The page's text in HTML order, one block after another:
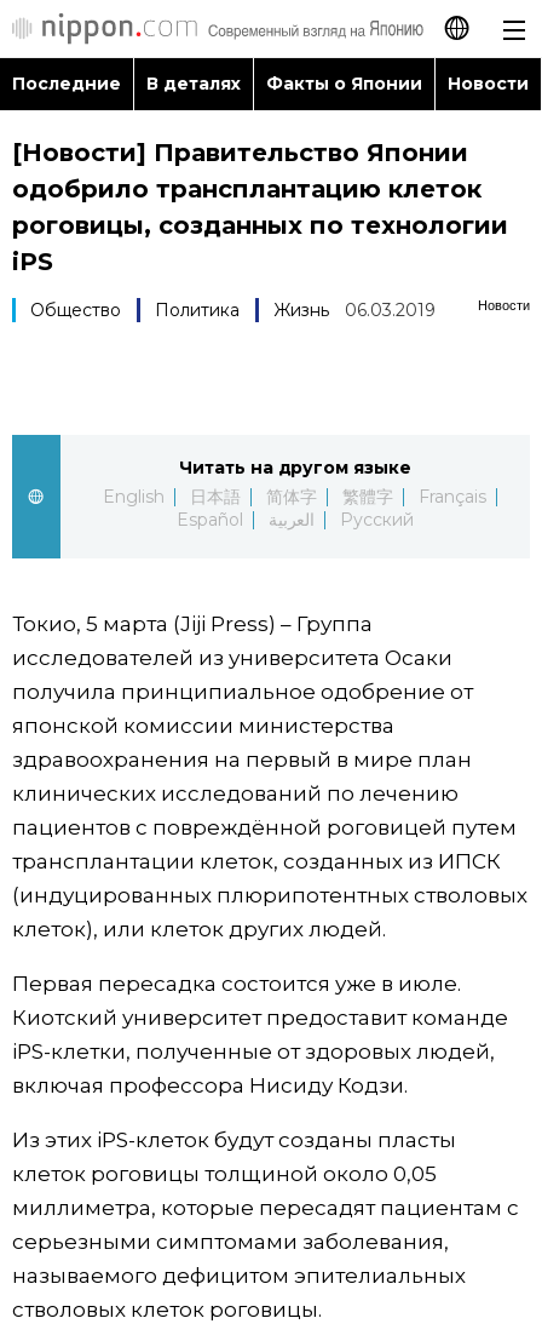
日本語
English
العربية
Последние
В деталях
Новости
Путеводитель по Японии
Блог
Политика
Экономика
Общество
Культура
Жизнь
Технологии
Токио
Популярные статьи
Японский язык
Японский калейдоскоп
Семья
Еда и напитки
official SNS
Последние В деталях Факты о Японии Новости
[Новости] Правительство Японии
одобрило трансплантацию клеток
роговицы, созданных по технологии
iPS
Новости
Общество Политика Жизнь 06.03.2019
Читать на другом языке
English
日本語 简体字 繁體字
Français
Español
العربية Русский
Токио, 5 марта (Jiji Press) – Группа
исследователей из университета Осаки
получила принципиальное одобрение от
японской комиссии министерства
здравоохранения на первый в мире план
клинических исследований по лечению
пациентов с повреждённой роговицей путем
трансплантации клеток, созданных из ‎ИПСК
(индуцированных плюрипотентных стволовых
клеток), или клеток других людей.
Первая пересадка состоится уже в июле.
Киотский университет предоставит команде
iPS-клетки, полученные от здоровых людей,
включая профессора Нисиду Кодзи.
Из этих iPS-клеток будут созданы пласты
клеток роговицы толщиной около 0,05
миллиметра, которые пересадят пациентам с
серьезными симптомами заболевания,
называемого дефицитом эпителиальных
стволовых клеток роговицы.